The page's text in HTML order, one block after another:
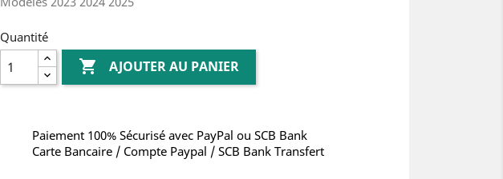
Quantité
 AJOUTER AU PANIER
Paiement 100% Sécurisé avec PayPal ou SCB Bank
Carte Bancaire / Compte Paypal / SCB Bank Transfert